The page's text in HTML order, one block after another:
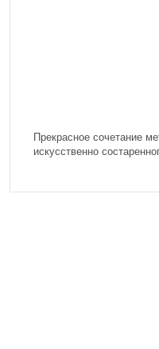
Прекрасное сочетание
искусственно